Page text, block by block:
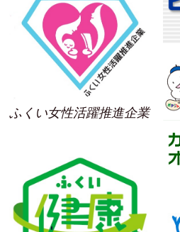
ふくい女性活躍推進企業